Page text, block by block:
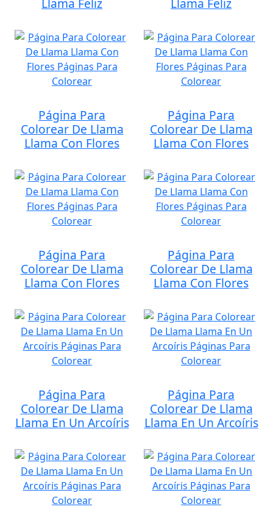
Llama Feliz
Llama Feliz
Página Para
Colorear De Llama
Llama Con Flores
Página Para
Colorear De Llama
Llama Con Flores
Página Para
Colorear De Llama
Llama Con Flores
Página Para
Colorear De Llama
Llama Con Flores
Página Para
Colorear De Llama
Llama En Un Arcoíris
Página Para
Colorear De Llama
Llama En Un Arcoíris